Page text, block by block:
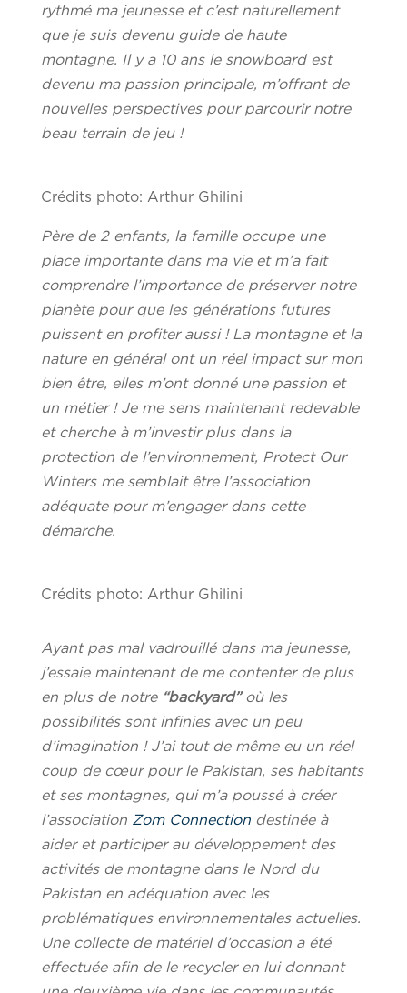
rythmé ma jeunesse et c’est naturellement
que je suis devenu guide de haute
montagne. Il y a 10 ans le snowboard est
devenu ma passion principale, m’offrant de
nouvelles perspectives pour parcourir notre
beau terrain de jeu !
Crédits photo: Arthur Ghilini
Père de 2 enfants, la famille occupe une
place importante dans ma vie et m’a fait
comprendre l’importance de préserver notre
planète pour que les générations futures
puissent en profiter aussi ! La montagne et la
nature en général ont un réel impact sur mon
bien être, elles m’ont donné une passion et
un métier ! Je me sens maintenant redevable
et cherche à m’investir plus dans la
protection de l’environnement, Protect Our
Winters me semblait être l’association
adéquate pour m’engager dans cette
démarche.
Crédits photo: Arthur Ghilini
Ayant pas mal vadrouillé dans ma jeunesse,
j’essaie maintenant de me contenter de plus
en plus de notre “backyard”où les
possibilités sont infinies avec un peu
d’imagination ! J’ai tout de même eu un réel
coup de cœur pour le Pakistan, ses habitants
et ses montagnes, qui m’a poussé à créer
l’association Zom Connectiondestinée à
aider et participer au développement des
activités de montagne dans le Nord du
Pakistan en adéquation avec les
problématiques environnementales actuelles.
Une collecte de matériel d’occasion a été
effectuée afin de le recycler en lui donnant